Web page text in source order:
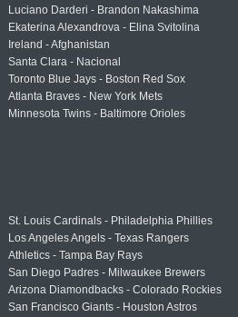
Luciano Darderi - Brandon Nakashima
Ekaterina Alexandrova - Elina Svitolina
Ireland - Afghanistan
Santa Clara - Nacional
Toronto Blue Jays - Boston Red Sox
Atlanta Braves - New York Mets
Minnesota Twins - Baltimore Orioles
St. Louis Cardinals - Philadelphia Phillies
Los Angeles Angels - Texas Rangers
Athletics - Tampa Bay Rays
San Diego Padres - Milwaukee Brewers
Arizona Diamondbacks - Colorado Rockies
San Francisco Giants - Houston Astros